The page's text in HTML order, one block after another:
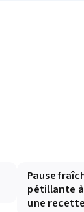
Pause
pétillante
une